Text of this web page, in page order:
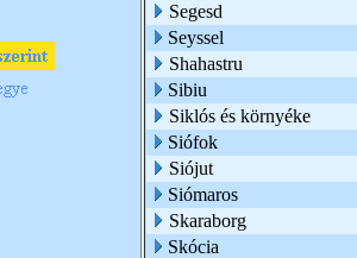
Segesd
Seyssel
Shahastru
Sibiu
Siklós és környéke
Siófok
Siójut
Siómaros
Skaraborg
Skócia